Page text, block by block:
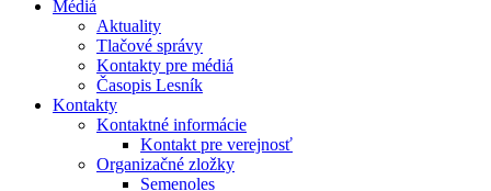
Médiá
Aktuality
Tlačové správy
Kontakty pre médiá
Časopis Lesník
Kontakty
Kontaktné informácie
Kontakt pre verejnosť
Organizačné zložky
Semenoles